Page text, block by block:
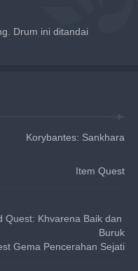
Drum ini ditandai
Korybantes: Sankhara
Item Quest
Quest: Khvarena Baik dan
Buruk
Gema Pencerahan Sejati